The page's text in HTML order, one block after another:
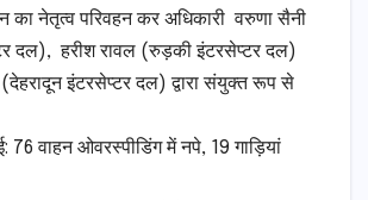
का नेतृत्व परिवहन कर अधिकारी वरुणा सैनी
दल), हरीश रावल (रुड़की इंटरसेप्टर दल)
इंटरसेप्टर दल) द्वारा संयुक्त रूप से
76 वाहन ओवरस्पीडिंग में नपे, 19 गाड़ियां